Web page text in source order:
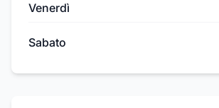
Venerdì
Sabato